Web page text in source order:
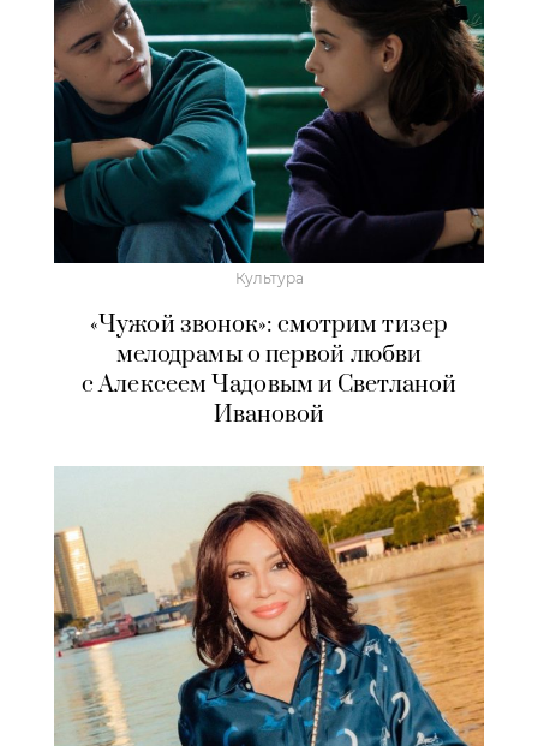
Культура
«Чужой звонок»: смотрим тизер
мелодрамы о первой любви
с Алексеем Чадовым и Светланой
Ивановой